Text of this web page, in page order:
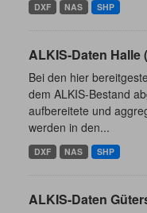
DXF NAS SHP
ALKIS-Daten Halle
Bei den hier
dem ALKIS-Bestand
aufbereitete und
werden in den...
DXF NAS SHP
ALKIS-Daten